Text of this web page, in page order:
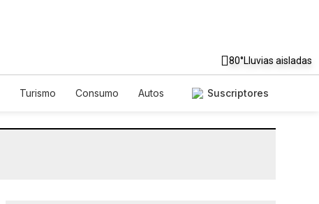
80°Lluvias aisladas
Turismo Consumo
Autos
Suscriptores